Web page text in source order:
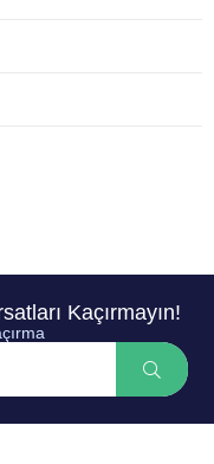
Kaçırmayın!